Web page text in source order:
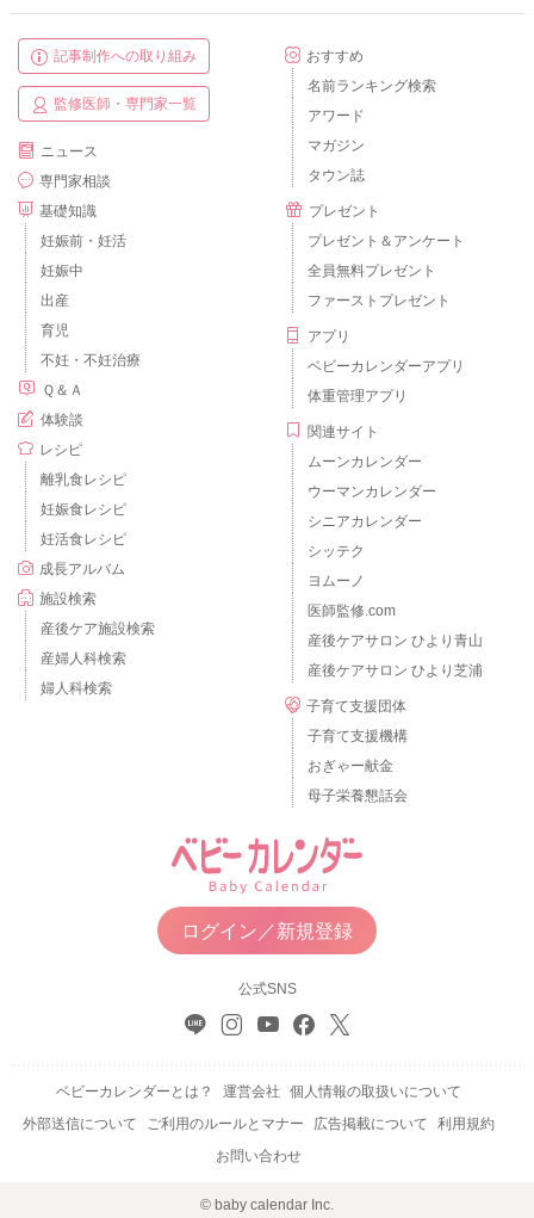
記事制作への取り組み
監修医師・専門家一覧
ニュース
専門家相談
基礎知識
妊娠前・妊活
妊娠中
出産
育児
不妊・不妊治療
Ｑ＆Ａ
体験談
レシピ
離乳食レシピ
妊娠食レシピ
妊活食レシピ
成長アルバム
施設検索
産後ケア施設検索
産婦人科検索
婦人科検索
おすすめ
名前ランキング検索
アワード
マガジン
タウン誌
プレゼント
プレゼント＆アンケート
全員無料プレゼント
ファーストプレゼント
アプリ
ベビーカレンダーアプリ
体重管理アプリ
関連サイト
ムーンカレンダー
ウーマンカレンダー
シニアカレンダー
シッテク
ヨムーノ
医師監修.com
産後ケアサロン ひより青山
産後ケアサロン ひより芝浦
子育て支援団体
子育て支援機構
おぎゃー献金
母子栄養懇話会
ログイン／新規登録
公式SNS
ベビーカレンダーとは？ 運営会社
個人情報の取扱いについて
外部送信について
ご利用のルールとマナー 広告掲載について
利用規約
お問い合わせ
© baby calendar Inc.